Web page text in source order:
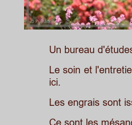
Un bureau
Le soin et
ici.
Les engrais sont
Ce sont les